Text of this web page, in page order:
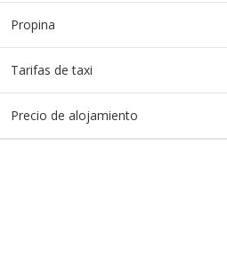
Propina
Tarifas de taxi
Precio de alojamiento